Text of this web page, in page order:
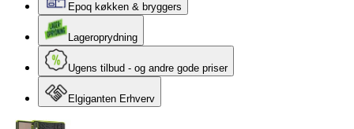
Epoq køkken & bryggers
Lageroprydning
Ugens tilbud - og andre gode priser
Elgiganten Erhverv